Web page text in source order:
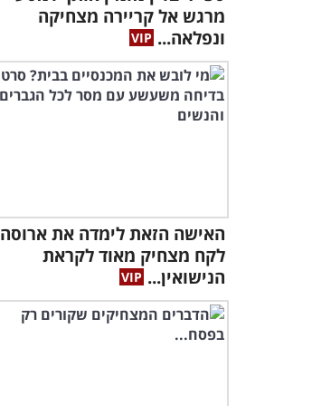
מרגש אל קריירה מצחיקה
ונפלאה...
האישה הזאת לימדה את ארוסה
לקח מצחיק מאוד לקראת
הנישואין...